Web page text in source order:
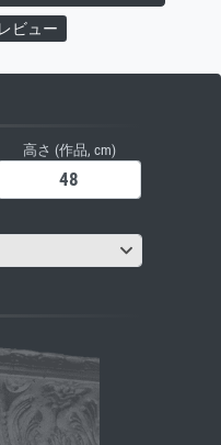
ビュー
高さ (作品, cm)